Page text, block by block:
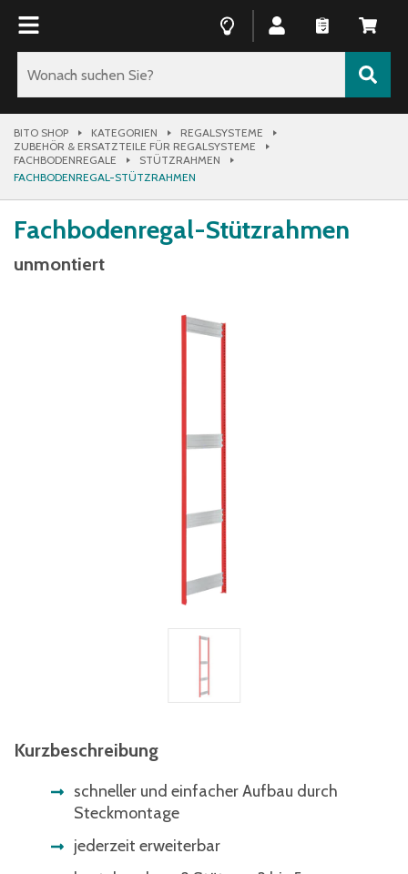
BITO SHOP KATEGORIEN
REGALSYSTEME
ZUBEHÖR & ERSATZTEILE FÜR REGALSYSTEME
FACHBODENREGALE
STÜTZRAHMEN
FACHBODENREGAL-STÜTZRAHMEN
Fachbodenregal-Stützrahmen
unmontiert
Kurzbeschreibung
schneller und einfacher Aufbau durch
Steckmontage
jederzeit erweiterbar